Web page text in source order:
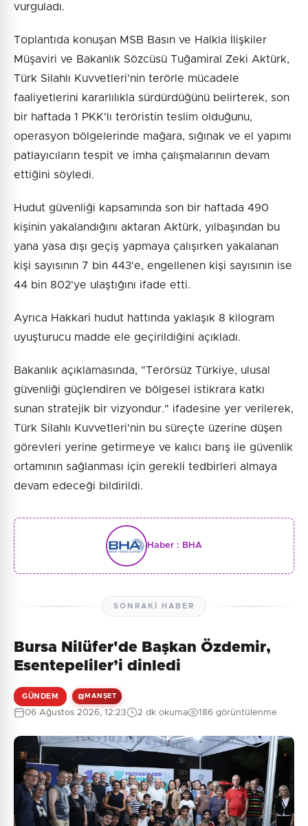
vurguladı.
Toplantıda konuşan MSB Basın ve Halkla İlişkiler
Müşaviri ve Bakanlık Sözcüsü Tuğamiral Zeki Aktürk,
Türk Silahlı Kuvvetleri'nin terörle mücadele
faaliyetlerini kararlılıkla sürdürdüğünü belirterek, son
bir haftada 1 PKK'lı teröristin teslim olduğunu,
operasyon bölgelerinde mağara, sığınak ve el yapımı
patlayıcıların tespit ve imha çalışmalarının devam
ettiğini söyledi.
Hudut güvenliği kapsamında son bir haftada 490
kişinin yakalandığını aktaran Aktürk, yılbaşından bu
yana yasa dışı geçiş yapmaya çalışırken yakalanan
kişi sayısının 7 bin 443'e, engellenen kişi sayısının ise
44 bin 802'ye ulaştığını ifade etti.
Ayrıca Hakkari hudut hattında yaklaşık 8 kilogram
uyuşturucu madde ele geçirildiğini açıkladı.
Bakanlık açıklamasında, "Terörsüz Türkiye, ulusal
güvenliği güçlendiren ve bölgesel istikrara katkı
sunan stratejik bir vizyondur." ifadesine yer verilerek,
Türk Silahlı Kuvvetleri'nin bu süreçte üzerine düşen
görevleri yerine getirmeye ve kalıcı barış ile güvenlik
ortamının sağlanması için gerekli tedbirleri almaya
devam edeceği bildirildi.
Haber : BHA
SONRAKI HABER
Bursa Nilüfer'de Başkan Özdemir,
Esentepeliler’i dinledi
GÜNDEM MANŞET
06 Ağustos 2026, 12:23 2 dk okuma 186 görüntülenme